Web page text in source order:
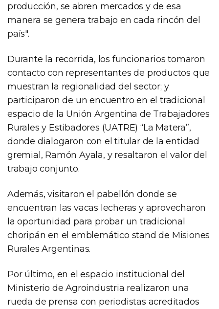
producción, se abren mercados y de esa
manera se genera trabajo en cada rincón del
país".
Durante la recorrida, los funcionarios tomaron
contacto con representantes de productos que
muestran la regionalidad del sector; y
participaron de un encuentro en el tradicional
espacio de la Unión Argentina de Trabajadores
Rurales y Estibadores (UATRE) “La Matera”,
donde dialogaron con el titular de la entidad
gremial, Ramón Ayala, y resaltaron el valor del
trabajo conjunto.
Además, visitaron el pabellón donde se
encuentran las vacas lecheras y aprovecharon
la oportunidad para probar un tradicional
choripán en el emblemático stand de Misiones
Rurales Argentinas.
Por último, en el espacio institucional del
Ministerio de Agroindustria realizaron una
rueda de prensa con periodistas acreditados